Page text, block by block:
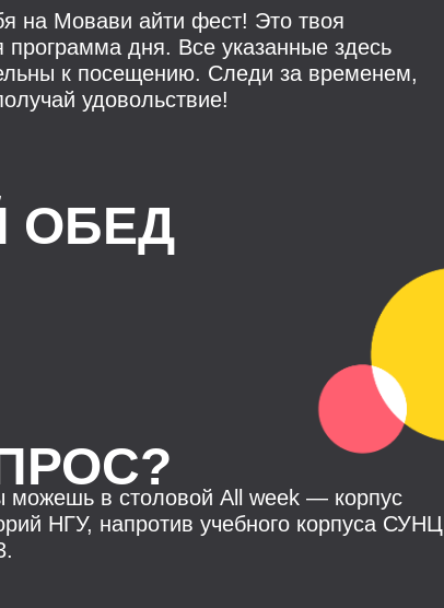
на Мовави айти фест! Это твоя
программа дня. Все указанные здесь
к посещению. Следи за временем,
удовольствие!
можешь в столовой All week — корпус
НГУ, напротив учебного корпуса СУНЦ
ОБЕД